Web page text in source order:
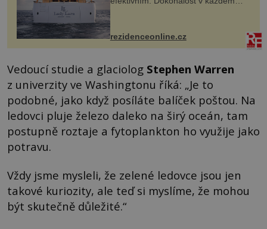
detailu představuje značka Fendi
Casa, kterou byly vybaveny její
paluby. Monacký přístav nabízí
každoročn...
rezidenceonline.cz
Vedoucí studie a glaciolog Stephen Warren
z univerzity ve Washingtonu říká: „Je to
podobné, jako když posíláte balíček poštou. Na
ledovci pluje železo daleko na širý oceán, tam
postupně roztaje a fytoplankton ho využije jako
potravu.
Vždy jsme mysleli, že zelené ledovce jsou jen
takové kuriozity, ale teď si myslíme, že mohou
být skutečně důležité.“